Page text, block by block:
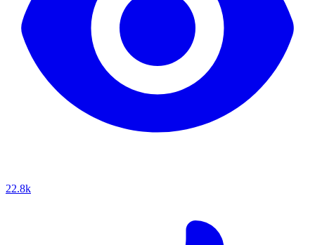
22.8k